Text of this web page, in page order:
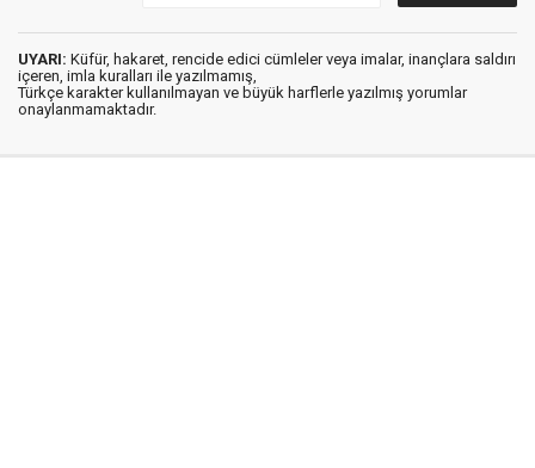
UYARI: Küfür, hakaret, rencide edici cümleler veya imalar, inançlara saldırı
içeren, imla kuralları ile yazılmamış,
Türkçe karakter kullanılmayan ve büyük harflerle yazılmış yorumlar
onaylanmamaktadır.